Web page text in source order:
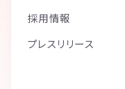
採用情報
プレスリリース